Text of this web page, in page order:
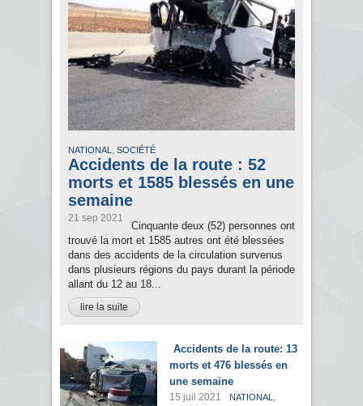
NATIONAL , SOCIÉTÉ
Accidents de la route : 52
morts et 1585 blessés en une
semaine
21 sep 2021
Cinquante deux (52) personnes ont
trouvé la mort et 1585 autres ont été blessées
dans des accidents de la circulation survenus
dans plusieurs régions du pays durant la période
allant du 12 au 18...
lire la suite
Accidents de la route: 13
morts et 476 blessés en
une semaine
15 juil 2021 NATIONAL ,